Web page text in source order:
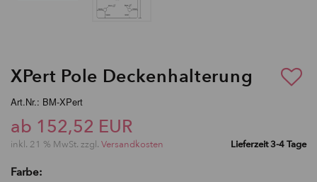
XPert Pole Deckenhalterung
Art.Nr.: BM-XPert
ab 152,52 EUR
inkl. 21 % MwSt. zzgl. Versandkosten Lieferzeit 3-4 Tage
Farbe: